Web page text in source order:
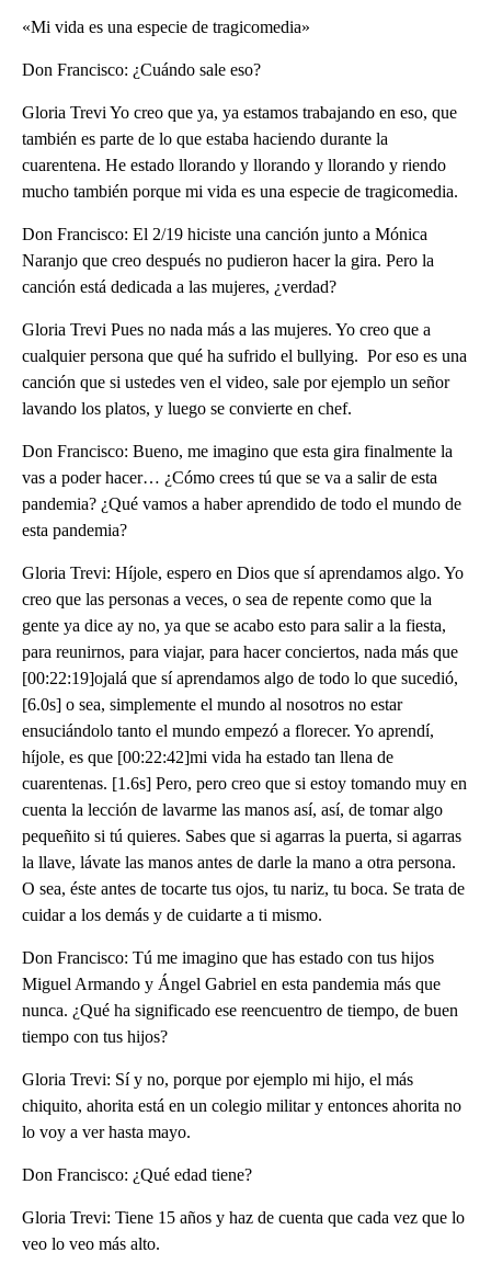
«Mi vida es una especie de tragicomedia»
Don Francisco: ¿Cuándo sale eso?
Gloria Trevi Yo creo que ya, ya estamos trabajando en eso, que
también es parte de lo que estaba haciendo durante la
cuarentena. He estado llorando y llorando y llorando y riendo
mucho también porque mi vida es una especie de tragicomedia.
Don Francisco: El 2/19 hiciste una canción junto a Mónica
Naranjo que creo después no pudieron hacer la gira. Pero la
canción está dedicada a las mujeres, ¿verdad?
Gloria Trevi Pues no nada más a las mujeres. Yo creo que a
cualquier persona que qué ha sufrido el bullying. Por eso es una
canción que si ustedes ven el video, sale por ejemplo un señor
lavando los platos, y luego se convierte en chef.
Don Francisco: Bueno, me imagino que esta gira finalmente la
vas a poder hacer… ¿Cómo crees tú que se va a salir de esta
pandemia? ¿Qué vamos a haber aprendido de todo el mundo de
esta pandemia?
Gloria Trevi: Híjole, espero en Dios que sí aprendamos algo. Yo
creo que las personas a veces, o sea de repente como que la
gente ya dice ay no, ya que se acabo esto para salir a la fiesta,
para reunirnos, para viajar, para hacer conciertos, nada más que
[00:22:19]ojalá que sí aprendamos algo de todo lo que sucedió,
[6.0s] o sea, simplemente el mundo al nosotros no estar
ensuciándolo tanto el mundo empezó a florecer. Yo aprendí,
híjole, es que [00:22:42]mi vida ha estado tan llena de
cuarentenas. [1.6s] Pero, pero creo que si estoy tomando muy en
cuenta la lección de lavarme las manos así, así, de tomar algo
pequeñito si tú quieres. Sabes que si agarras la puerta, si agarras
la llave, lávate las manos antes de darle la mano a otra persona.
O sea, éste antes de tocarte tus ojos, tu nariz, tu boca. Se trata de
cuidar a los demás y de cuidarte a ti mismo.
Don Francisco: Tú me imagino que has estado con tus hijos
Miguel Armando y Ángel Gabriel en esta pandemia más que
nunca. ¿Qué ha significado ese reencuentro de tiempo, de buen
tiempo con tus hijos?
Gloria Trevi: Sí y no, porque por ejemplo mi hijo, el más
chiquito, ahorita está en un colegio militar y entonces ahorita no
lo voy a ver hasta mayo.
Don Francisco: ¿Qué edad tiene?
Gloria Trevi: Tiene 15 años y haz de cuenta que cada vez que lo
veo lo veo más alto.